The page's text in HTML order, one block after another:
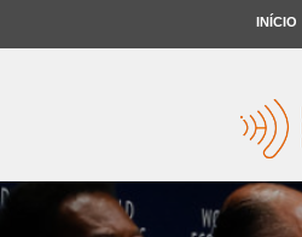
INÍCIO